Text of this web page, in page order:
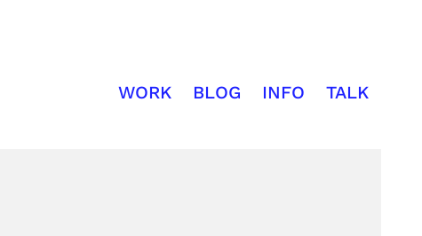
WORK BLOG INFO TALK